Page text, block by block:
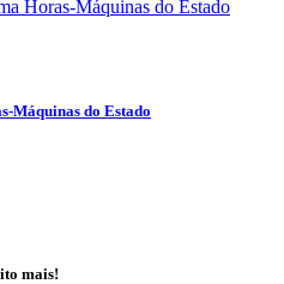
Máquinas do Estado
mais!